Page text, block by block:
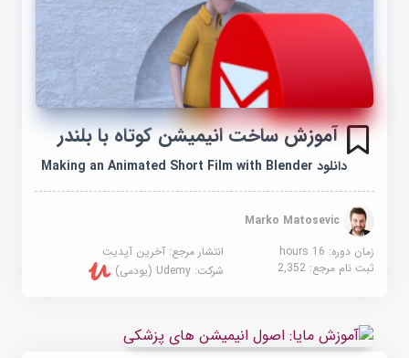
آموزش ساخت انیمیشن کوتاه با بلندر
دانلود Making an Animated Short Film with Blender
Marko Matosevic
زمان دوره: 16 hours
انتشار مرجع:آخرین آپدیت
ثبت نام مرجع:2,352 شرکت:Udemy (یودمی)